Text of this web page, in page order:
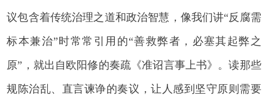
议包含着传统治理之道和政治智慧，像我们讲“反腐需
标本兼治”时常常引用的“善救弊者，必塞其起弊之
原”，就出自欧阳修的奏疏《准诏言事上书》。读那些
规陈治乱、直言谏诤的奏议，让人感到坚守原则需要